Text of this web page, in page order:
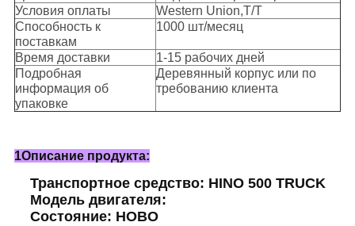
Условия оплаты
Western Union,T/T
Способность к
поставкам
1000 шт/месяц
Время доставки
1-15 рабочих дней
Подробная
информация об
упаковке
Деревянный корпус или по
требованию клиента
1Описание продукта:
Транспортное средство: HINO 500 TRUCK
Модель двигателя:
Состояние: НОВО